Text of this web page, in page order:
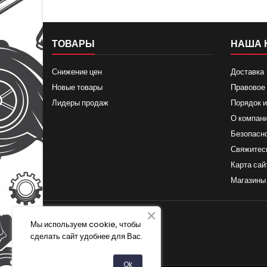
ТОВАРЫ
Снижение цен
Новые товары
Лидеры продаж
НАША
Доставка
Порядок
О
Карта
Магазины
Мы используем cookie, чтобы
сделать сайт удобнее для Вас.
Ok